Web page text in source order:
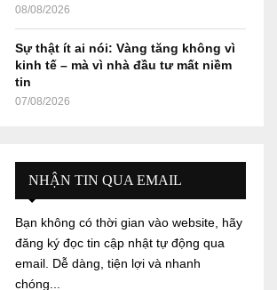
08/08/2026
Sự thật ít ai nói: Vàng tăng không vì
kinh tế – mà vì nhà đầu tư mất niềm
tin
07/08/2026
NHẬN TIN QUA EMAIL
Bạn không có thời gian vào website, hãy
đăng ký đọc tin cập nhật tự động qua
email. Dễ dàng, tiện lợi và nhanh
chóng...